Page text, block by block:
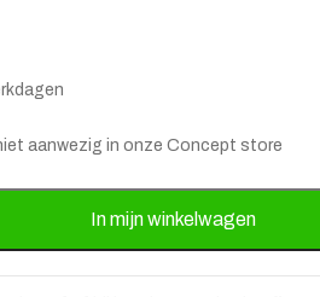
aanwezig in onze Concept store
links structure velvet bonsai aantal
In mijn winkelwagen